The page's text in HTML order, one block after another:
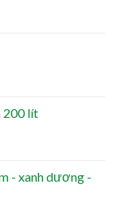
200 lít
- xanh dương -